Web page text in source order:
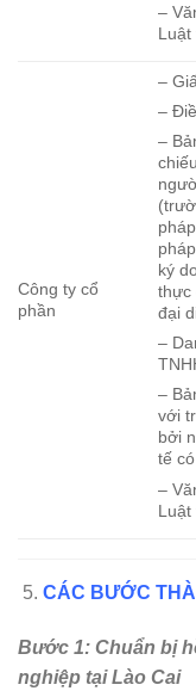
–
Luật
Công ty cổ
phần
–
–
–
ký
thực
đại
–
–
với
bởi
tế
–
Luật
CÁC BƯỚC
Bước 1: Chuẩn bị
nghiệp tại Lào Cai